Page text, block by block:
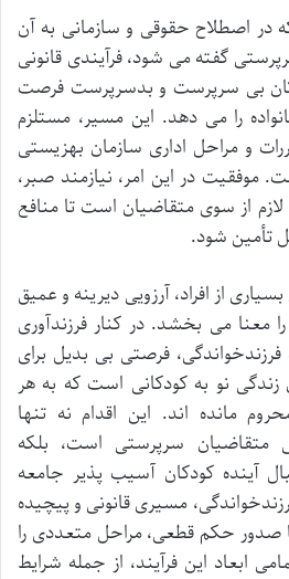
در اصطلاح حقوقی و سازمانی به آن
گفته می شود، فرآیندی قانونی
بی سرپرست و بدسرپرست فرصت
را می دهد. این مسیر، مستلزم
و مراحل اداری سازمان بهزیستی
موفقیت در این امر، نیازمند صبر،
از سوی متقاضیان است تا منافع
تأمین شود.
از افراد، آرزویی دیرینه و عمیق
معنا می بخشد. در کنار فرزندآوری
فرصتی بی بدیل برای
نو به کودکانی است که به هر
مانده اند. این اقدام نه تنها
متقاضیان سرپرستی است، بلکه
آینده کودکان آسیب پذیر جامعه
مسیری قانونی و پیچیده
صدور حکم قطعی، مراحل متعددی را
ابعاد این فرآیند، از جمله شرایط